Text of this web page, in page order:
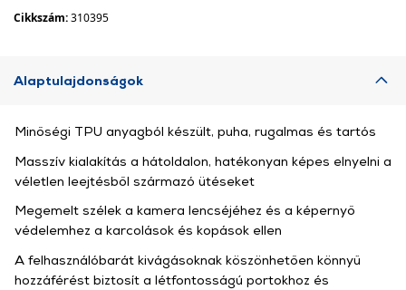
Cikkszám:310395
Alaptulajdonságok
Minőségi TPU anyagból készült, puha, rugalmas és tartós
Masszív kialakítás a hátoldalon, hatékonyan képes elnyelni a
véletlen leejtésből származó ütéseket
Megemelt szélek a kamera lencséjéhez és a képernyő
védelemhez a karcolások és kopások ellen
A felhasználóbarát kivágásoknak köszönhetően könnyű
hozzáférést biztosít a létfontosságú portokhoz és